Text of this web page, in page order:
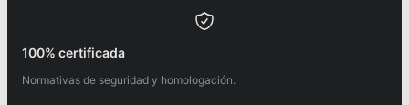
100% certificada
Normativas de seguridad y homologación.